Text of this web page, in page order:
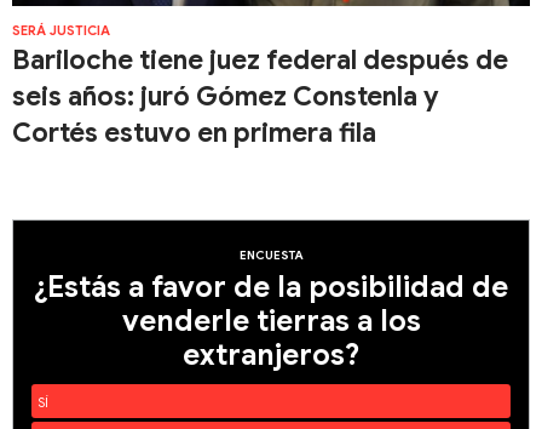
SERÁ JUSTICIA
Bariloche tiene juez federal después de
seis años: juró Gómez Constenla y
Cortés estuvo en primera fila
ENCUESTA
¿Estás a favor de la posibilidad de
venderle tierras a los
extranjeros?
SÍ